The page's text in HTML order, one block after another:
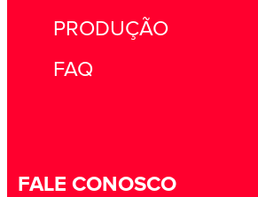
PRODUÇÃO
FAQ
FALE CONOSCO